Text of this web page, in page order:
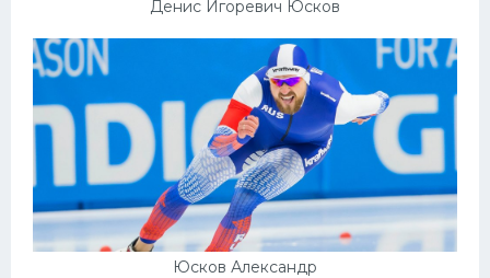
Денис Игоревич Юсков
Юсков Александр